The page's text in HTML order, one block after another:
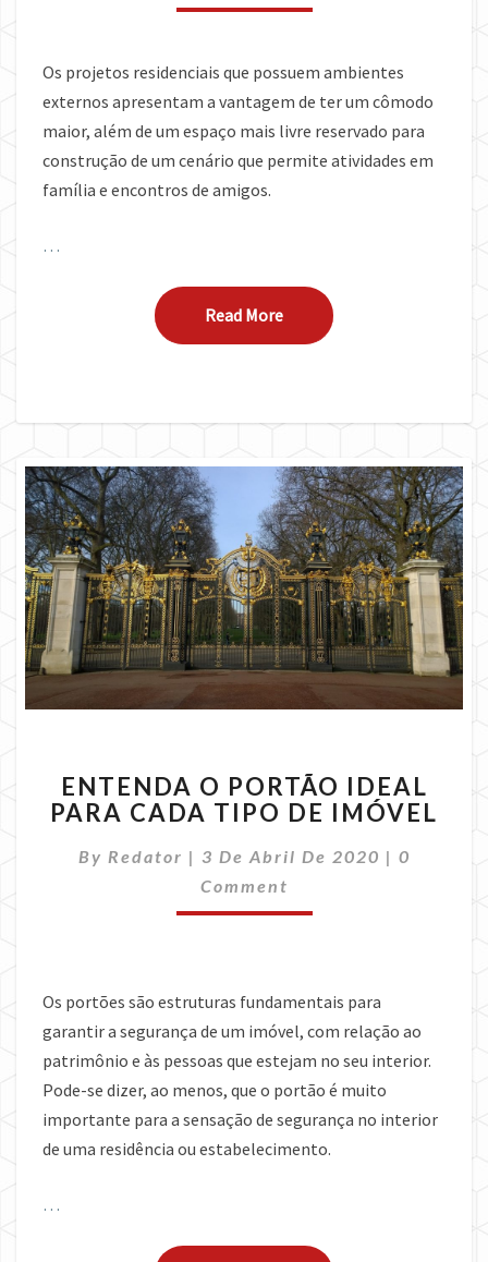
Os projetos residenciais que possuem ambientes
externos apresentam a vantagem de ter um cômodo
maior, além de um espaço mais livre reservado para
construção de um cenário que permite atividades em
família e encontros de amigos.
…
Read MoreRead More
O
PORTÃO
PARA
CADA
TIPO
ENTENDA O PORTÃO IDEAL
PARA CADA TIPO DE IMÓVEL
By Redator | 3 De Abril De 2020 | 0
Comment
Os portões são estruturas fundamentais para
garantir a segurança de um imóvel, com relação ao
patrimônio e às pessoas que estejam no seu interior.
Pode-se dizer, ao menos, que o portão é muito
importante para a sensação de segurança no interior
de uma residência ou estabelecimento.
…